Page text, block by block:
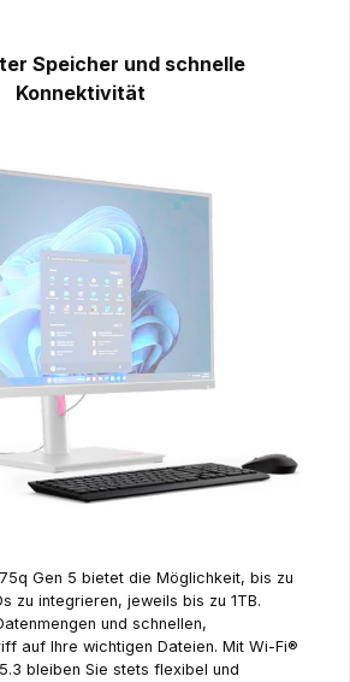
Speicher und schnelle
Konnektivität
Gen 5 bietet die Möglichkeit, bis zu
zu integrieren, jeweils bis zu 1TB.
und schnellen,
auf Ihre wichtigen Dateien. Mit Wi-Fi®
bleiben Sie stets flexibel und